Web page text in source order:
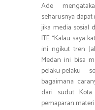
Ade
seharusnya
jika media sosial
ITE “Kalau saya
ini ngikut tren
Medan ini bisa
pelaku-pelaku
bagaimana
dari sudut Kota
pemaparan